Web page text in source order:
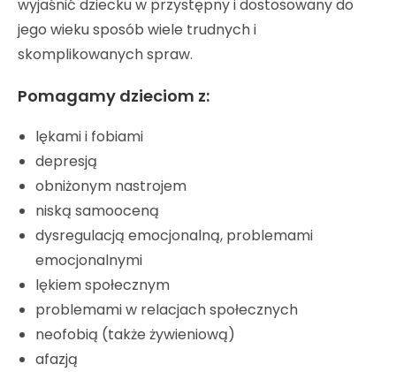
wyjaśnić dziecku w przystępny i dostosowany do
jego wieku sposób wiele trudnych i
skomplikowanych spraw.
Pomagamy dzieciom z:
lękami i fobiami
depresją
obniżonym nastrojem
niską samooceną
dysregulacją emocjonalną, problemami
emocjonalnymi
lękiem społecznym
problemami w relacjach społecznych
neofobią (także żywieniową)
afazją